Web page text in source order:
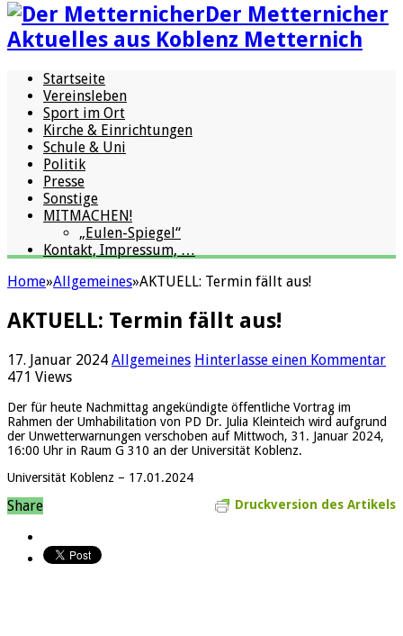
Der Metternicher
Aktuelles aus Koblenz Metternich
Startseite
Vereinsleben
Sport im Ort
Kirche & Einrichtungen
Schule & Uni
Politik
Presse
Sonstige
MITMACHEN!
„Eulen-Spiegel“
Kontakt, Impressum, …
Home»Allgemeines»AKTUELL: Termin fällt aus!
AKTUELL: Termin fällt aus!
17. Januar 2024 Allgemeines Hinterlasse einen Kommentar
471 Views
Der für heute Nachmittag angekündigte öffentliche Vortrag im
Rahmen der Umhabilitation von PD Dr. Julia Kleinteich wird aufgrund
der Unwetterwarnungen verschoben auf Mittwoch, 31. Januar 2024,
16:00 Uhr in Raum G 310 an der Universität Koblenz.
Universität Koblenz – 17.01.2024
Druckversion des Artikels
Share